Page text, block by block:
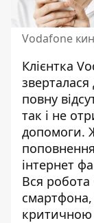
Vodafone
Клієнтка
повну
так і не
допомоги.
інтернет
Вся
смартфона,